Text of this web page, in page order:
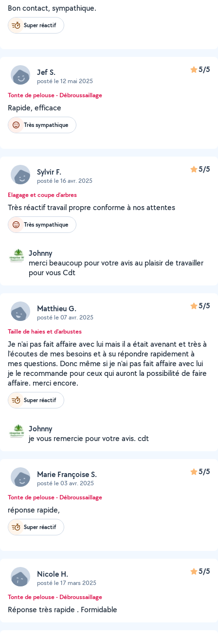
Bon contact, sympathique.
Super réactif
Jef S.
posté le 12 mai 2025
5/5
Tonte de pelouse - Débroussaillage
Rapide, efficace
Très sympathique
Sylvir F.
posté le 16 avr. 2025
5/5
Elagage et coupe d'arbres
Très réactif travail propre conforme à nos attentes
Très sympathique
Johnny
merci beaucoup pour votre avis au plaisir de travailler
pour vous Cdt
Matthieu G.
posté le 07 avr. 2025
5/5
Taille de haies et d'arbustes
Je n'ai pas fait affaire avec lui mais il a était avenant et très à
l'écoutes de mes besoins et à su répondre rapidement à
mes questions. Donc même si je n'ai pas fait affaire avec lui
je le recommande pour ceux qui auront la possibilité de faire
affaire. merci encore.
Super réactif
Johnny
je vous remercie pour votre avis. cdt
Marie Françoise S.
posté le 03 avr. 2025
5/5
Tonte de pelouse - Débroussaillage
réponse rapide,
Super réactif
Nicole H.
posté le 17 mars 2025
5/5
Tonte de pelouse - Débroussaillage
Réponse très rapide . Formidable